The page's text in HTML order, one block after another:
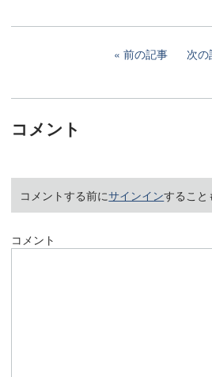
前の記事 次
コメント
コメントする前にサインインすること
コメント